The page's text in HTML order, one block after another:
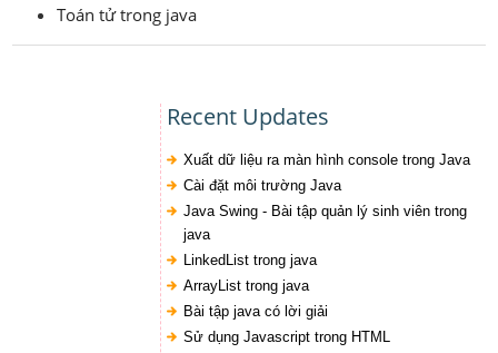
Toán tử trong java
Recent Updates
Xuất dữ liệu ra màn hình console trong Java
Cài đặt môi trường Java
Java Swing - Bài tập quản lý sinh viên trong
java
LinkedList trong java
ArrayList trong java
Bài tập java có lời giải
Sử dụng Javascript trong HTML